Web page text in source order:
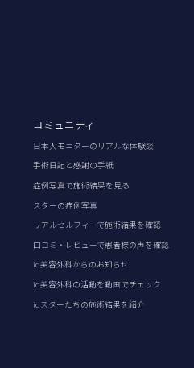
コミュニティ
日本人モニターのリアルな体験談
手術日記と感謝の手紙
症例写真で施術結果を見る
スターの症例写真
リアルセルフィーで施術結果を確認
口コミ・レビューで患者様の声を確認
id美容外科からのお知らせ
id美容外科の活動を動画でチェック
idスターたちの施術結果を紹介